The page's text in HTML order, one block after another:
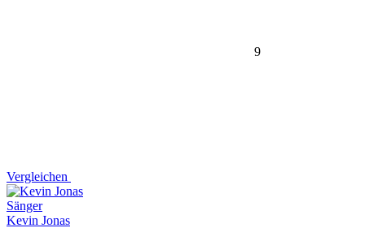
9
Vergleichen
Sänger
Kevin Jonas